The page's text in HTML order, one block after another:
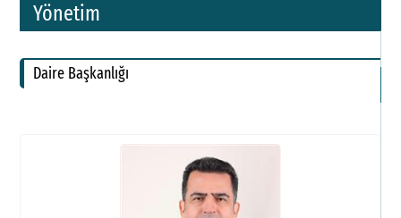
Yönetim
Daire Başkanlığı